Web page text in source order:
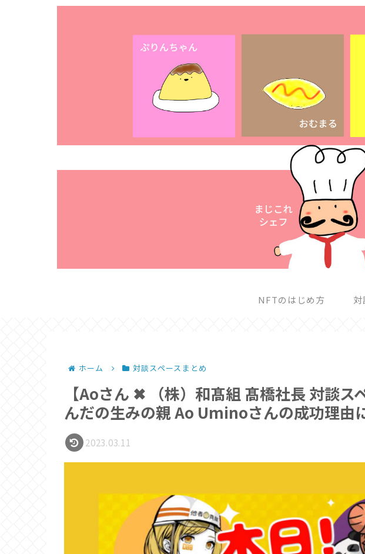
NFTのはじめ方 対
ホーム 対談スペースまとめ
【Aoさん ✖︎ （株）和髙組 髙橋社長 対談ス
んだの生みの親 Ao Uminoさんの成功理由
2023.03.11